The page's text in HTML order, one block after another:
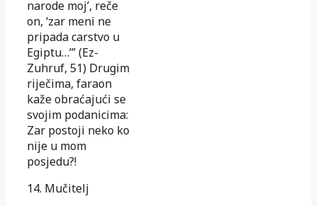
narode moj’, reče
on, ‘zar meni ne
pripada carstvo u
Egiptu…’” (Ez-
Zuhruf, 51) Dru­gim
riječima, faraon
kaže obraćajući se
svojim po­da­ni­ci­ma:
Zar postoji neko ko
nije u mom
posjedu?!
14. Mučitelj